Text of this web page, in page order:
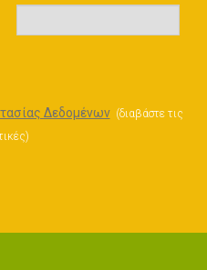
Δεδομένων (διαβάστε τις
)